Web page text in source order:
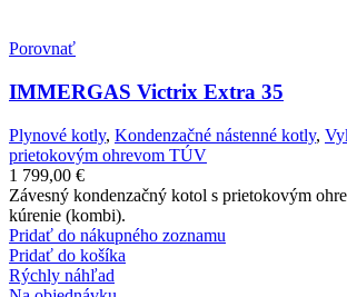
Porovnať
IMMERGAS Victrix Extra 35
Plynové kotly, Kondenzačné nástenné kotly,
prietokovým ohrevom TÚV
1 799,00 €
Závesný kondenzačný kotol s prietokovým
kúrenie (kombi).
Pridať do nákupného zoznamu
Pridať do košíka
Rýchly náhľad